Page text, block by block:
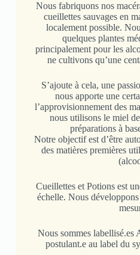
Nous fabriquons nos
cueillettes sauvages en
localement possible.
quelques plantes
principalement pour les
ne cultivons qu’une
S’ajoute à cela, une
nous apporte une
l’approvisionnement des
nous utilisons le miel
préparations à
Notre objectif est d’être
des matières premières
Cueillettes et Potions est
échelle. Nous
Nous sommes
postulant.e au label du